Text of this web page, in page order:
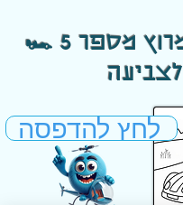
🏎️ מכונית מרוץ מספר 5
לצביעה
לחץ להדפסה